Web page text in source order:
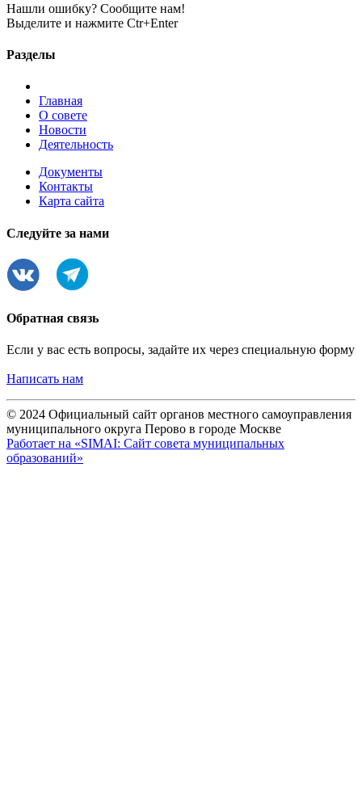
Нашли ошибку? Сообщите нам!
Выделите и нажмите Ctr+Enter
Разделы
Главная
О совете
Новости
Деятельность
Документы
Контакты
Карта сайта
Следуйте за нами
Обратная связь
Если у вас есть вопросы, задайте их через специальную форму
Написать нам
© 2024 Официальный сайт органов местного самоуправления
муниципального округа Перово в городе Москве
Работает на «SIMAI: Сайт совета муниципальных
образований»